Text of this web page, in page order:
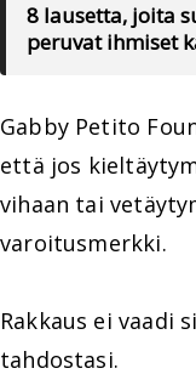
8 lausetta, joita
peruvat ihmiset
Gabby Petito
että jos
vihaan tai
varoitusmerkki.
Rakkaus ei vaadi
tahdostasi.